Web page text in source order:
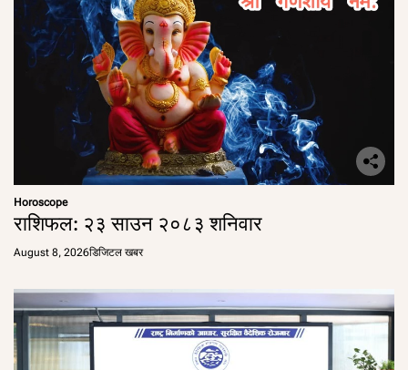
Horoscope
राशिफल: २३ साउन २०८३ शनिवार
August 8, 2026डिजिटल खबर